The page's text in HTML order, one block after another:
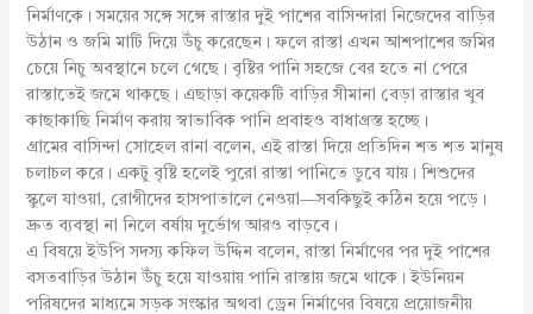
নির্মাণকে। সময়ের সঙ্গে সঙ্গে রাস্তার দুই পাশের বাসিন্দারা নিজেদের বাড়ির
উঠান ও জমি মাটি দিয়ে উঁচু করেছেন। ফলে রাস্তা এখন আশপাশের জমির
চেয়ে নিচু অবস্থানে চলে গেছে। বৃষ্টির পানি সহজে বের হতে না পেরে
রাস্তাতেই জমে থাকছে। এছাড়া কয়েকটি বাড়ির সীমানা বেড়া রাস্তার খুব
কাছাকাছি নির্মাণ করায় স্বাভাবিক পানি প্রবাহও বাধাগ্রস্ত হচ্ছে।
গ্রামের বাসিন্দা সোহেল রানা বলেন, এই রাস্তা দিয়ে প্রতিদিন শত শত মানুষ
চলাচল করে। একটু বৃষ্টি হলেই পুরো রাস্তা পানিতে ডুবে যায়। শিশুদের
স্কুলে যাওয়া, রোগীদের হাসপাতালে নেওয়া—সবকিছুই কঠিন হয়ে পড়ে।
দ্রুত ব্যবস্থা না নিলে বর্ষায় দুর্ভোগ আরও বাড়বে।
এ বিষয়ে ইউপি সদস্য কফিল উদ্দিন বলেন, রাস্তা নির্মাণের পর দুই পাশের
বসতবাড়ির উঠান উঁচু হয়ে যাওয়ায় পানি রাস্তায় জমে থাকে। ইউনিয়ন
পরিষদের মাধ্যমে সড়ক সংস্কার অথবা ড্রেন নির্মাণের বিষয়ে প্রয়োজনীয়